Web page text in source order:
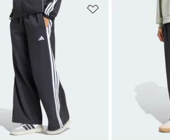
Op verlanglijst zetten